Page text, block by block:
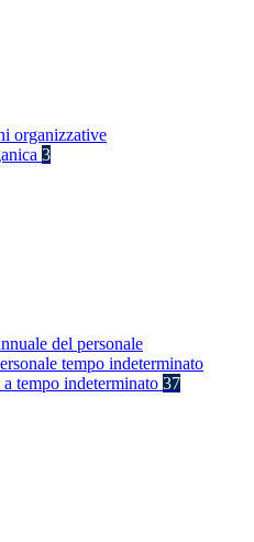
organizzative
3
del personale
tempo indeterminato
a tempo indeterminato 37